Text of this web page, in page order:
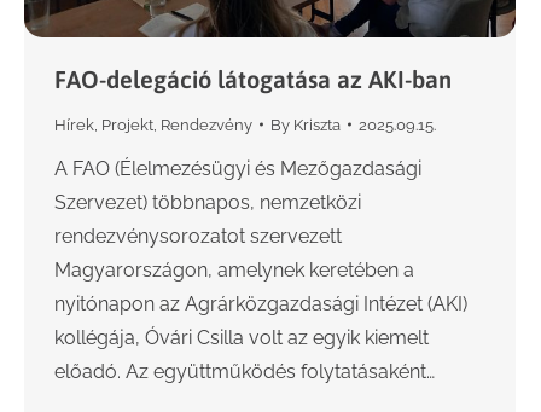
FAO-delegáció látogatása az AKI-ban
Hírek Projekt Rendezvény By Kriszta 2025.09.15.
A FAO (Élelmezésügyi és Mezőgazdasági
Szervezet) többnapos, nemzetközi
rendezvénysorozatot szervezett
Magyarországon, amelynek keretében a
nyitónapon az Agrárközgazdasági Intézet (AKI)
kollégája, Óvári Csilla volt az egyik kiemelt
előadó. Az együttműködés folytatásaként…